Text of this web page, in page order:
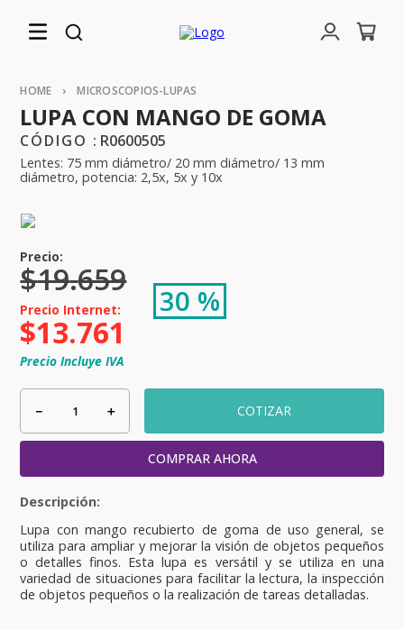
MICROSCOPIOS-LUPAS
LUPA CON MANGO DE GOMA
: R0600505
Lentes: 75 mm diámetro/ 20 mm diámetro/ 13 mm
diámetro, potencia: 2,5x, 5x y 10x
$19.659
30 %
$13.761
Precio Incluye IVA
＋
－ COTIZAR
COMPRAR AHORA
Lupa con mango recubierto de goma de uso general, se
utiliza para ampliar y mejorar la visión de objetos pequeños
o detalles finos. Esta lupa es versátil y se utiliza en una
variedad de situaciones para facilitar la lectura, la inspección
de objetos pequeños o la realización de tareas detalladas.